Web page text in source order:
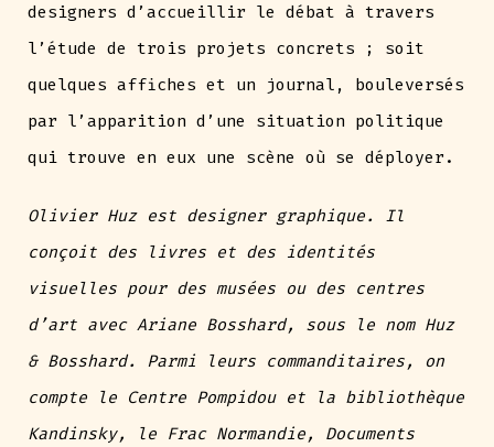
designers d’accueillir le débat à travers
l’étude de trois projets concrets ; soit
quelques affiches et un journal, bouleversés
par l’apparition d’une situation politique
qui trouve en eux une scène où se déployer.
Olivier Huz est designer graphique. Il
conçoit des livres et des identités
visuelles pour des musées ou des centres
d’art avec Ariane Bosshard, sous le nom Huz
& Bosshard. Parmi leurs commanditaires, on
compte le Centre Pompidou et la bibliothèque
Kandinsky, le Frac Normandie, Documents